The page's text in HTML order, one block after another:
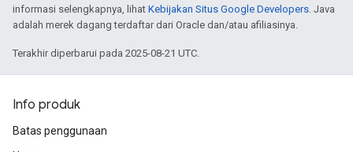
informasi selengkapnya, lihat Kebijakan Situs Google Developers. Java
adalah merek dagang terdaftar dari Oracle dan/atau afiliasinya.
Terakhir diperbarui pada 2025-08-21 UTC.
Info produk
Batas penggunaan